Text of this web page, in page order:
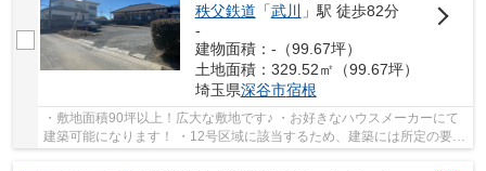
秩父鉄道 「武川
」駅 徒歩82分
-
建物面積：-（99.67坪）
土地面積：329.52㎡（99.67坪）
埼玉県深谷市宿根
・敷地面積90坪以上！広大な敷地です♪ ・お好きなハウスメーカーにて
建築可能になります！ ・12号区域に該当するため、建築には所定の要件
を満たす必要がございます いつでもお気軽に...